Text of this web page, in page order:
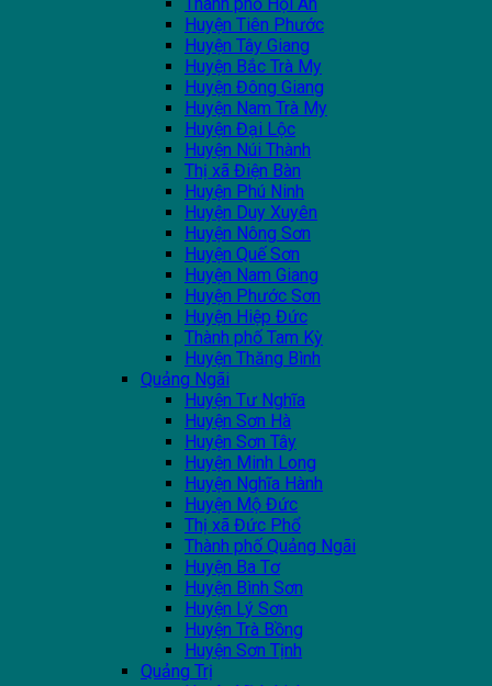
Huyện Tiên Phước
Huyện Tây Giang
Huyện Bắc Trà My
Huyện Đông Giang
Huyện Nam Trà My
Huyện Đại Lộc
Huyện Núi Thành
Thị xã Điện Bàn
Huyện Phú Ninh
Huyện Duy Xuyên
Huyện Nông Sơn
Huyện Quế Sơn
Huyện Nam Giang
Huyện Phước Sơn
Huyện Hiệp Đức
Thành phố Tam Kỳ
Huyện Thăng Bình
Quảng Ngãi
Huyện Tư Nghĩa
Huyện Sơn Hà
Huyện Sơn Tây
Huyện Minh Long
Huyện Nghĩa Hành
Huyện Mộ Đức
Thị xã Đức Phổ
Thành phố Quảng Ngãi
Huyện Ba Tơ
Huyện Bình Sơn
Huyện Lý Sơn
Huyện Trà Bồng
Huyện Sơn Tịnh
Quảng Trị